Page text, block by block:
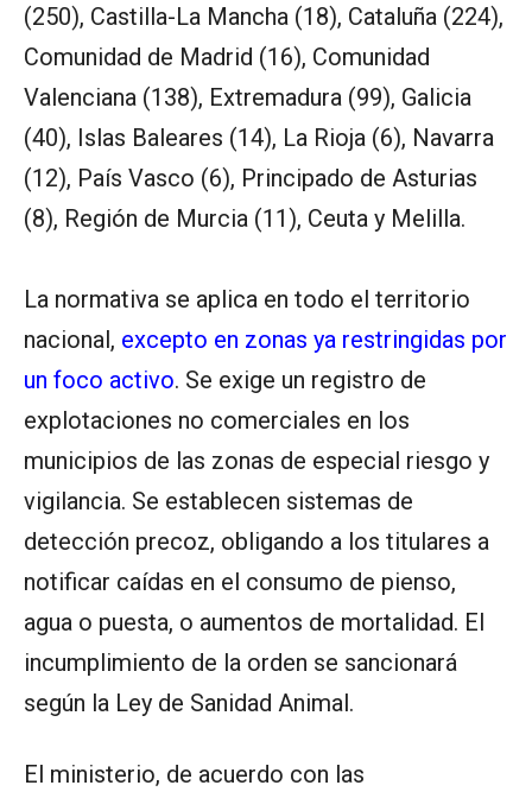
(250), Castilla-La Mancha (18), Cataluña (224),
Comunidad de Madrid (16), Comunidad
Valenciana (138), Extremadura (99), Galicia
(40), Islas Baleares (14), La Rioja (6), Navarra
(12), País Vasco (6), Principado de Asturias
(8), Región de Murcia (11), Ceuta y Melilla.
La normativa se aplica en todo el territorio
nacional, excepto en zonas ya restringidas por
un foco activo. Se exige un registro de
explotaciones no comerciales en los
municipios de las zonas de especial riesgo y
vigilancia. Se establecen sistemas de
detección precoz, obligando a los titulares a
notificar caídas en el consumo de pienso,
agua o puesta, o aumentos de mortalidad. El
incumplimiento de la orden se sancionará
según la Ley de Sanidad Animal.
El ministerio, de acuerdo con las